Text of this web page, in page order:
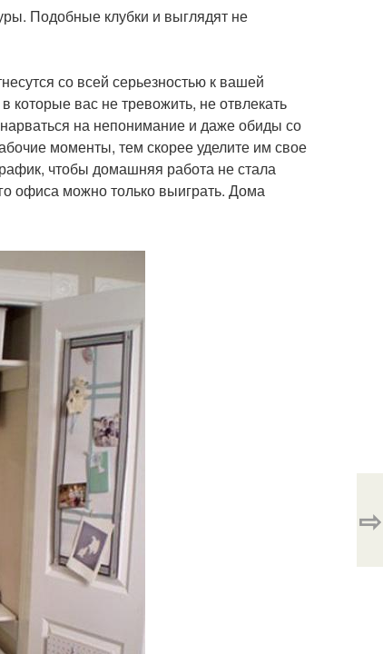
Подобные клубки и выглядят не
со всей серьезностью к вашей
которые вас не тревожить, не отвлекать
на непонимание и даже обиды со
моменты, тем скорее уделите им свое
чтобы домашняя работа не стала
офиса можно только выиграть. Дома
⇨